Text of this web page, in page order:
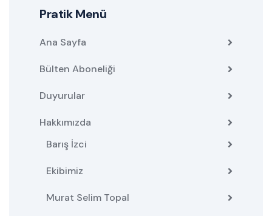
Pratik Menü
Ana Sayfa
Bülten Aboneliği
Duyurular
Hakkımızda
Barış İzci
Ekibimiz
Murat Selim Topal